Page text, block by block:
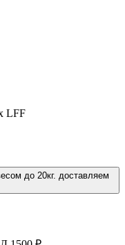
LFF
до 20кг. доставляем